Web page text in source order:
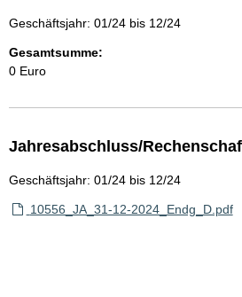
Geschäftsjahr: 01/24 bis 12/24
Gesamtsumme:
0 Euro
Jahresabschluss/
Geschäftsjahr: 01/24 bis 12/24
10556_JA_31-12-2024_Endg_D.pdf